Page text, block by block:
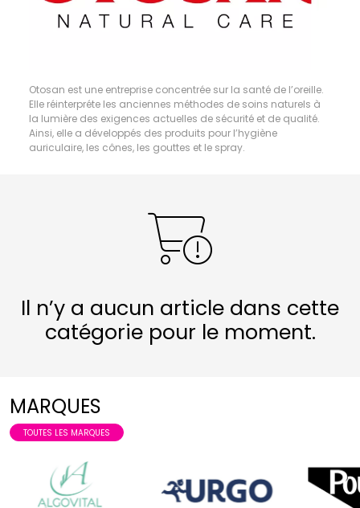
Otosan est une entreprise concentrée sur la santé de l’oreille.
Elle réinterpréte les anciennes méthodes de soins naturels à
la lumière des exigences actuelles de sécurité et de qualité.
Ainsi, elle a développés des produits pour l’hygiène
auriculaire, les cônes, les gouttes et le spray.
Il n’y a aucun article dans cette
catégorie pour le moment.
MARQUES
TOUTES LES MARQUES